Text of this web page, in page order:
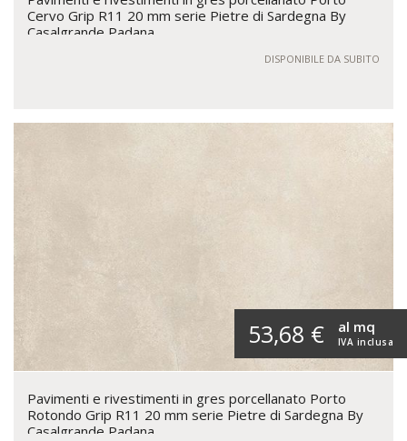
Cervo Grip R11 20 mm serie Pietre di Sardegna By
Casalgrande Padana
DISPONIBILE DA SUBITO
53,68 € IVA inclusa
al mq
Pavimenti e rivestimenti in gres porcellanato Porto
Rotondo Grip R11 20 mm serie Pietre di Sardegna By
Casalgrande Padana